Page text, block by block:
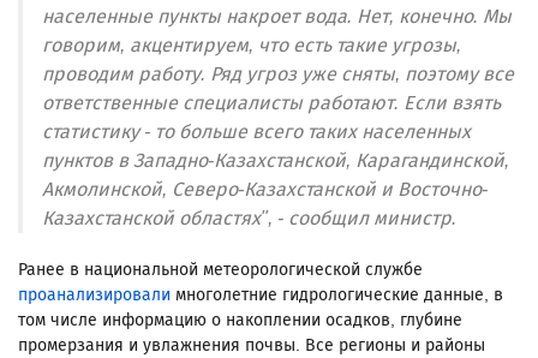
населенные пункты накроет вода. Нет, конечно. Мы
говорим, акцентируем, что есть такие угрозы,
проводим работу. Ряд угроз уже сняты, поэтому все
ответственные специалисты работают. Если взять
статистику - то больше всего таких населенных
пунктов в Западно-Казахстанской, Карагандинской,
Акмолинской, Северо-Казахстанской и Восточно-
Казахстанской областях", - сообщил министр.
Ранее в национальной метеорологической службе
проанализировали многолетние гидрологические данные, в
том числе информацию о накоплении осадков, глубине
промерзания и увлажнения почвы. Все регионы и районы